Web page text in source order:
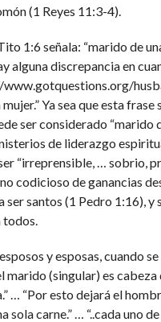
(1 Reyes 11:3-4).
1:6 señala: “marido de
discrepancia en
Ya sea que esta
ser considerado “marido
de liderazgo
“irreprensible, … sobrio,
codicioso de ganancias
santos (1 Pedro 1:16), y
todos.
y esposas, cuando
(singular) es
… “Por esto dejará el
sola carne.” … “..cada uno